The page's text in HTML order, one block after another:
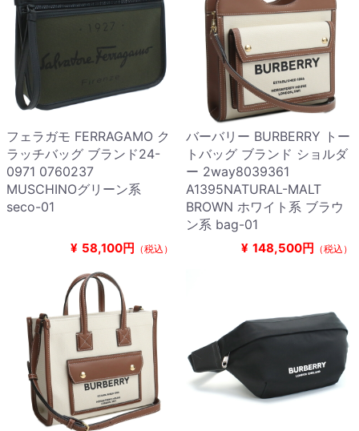
フェラガモ FERRAGAMO ク
ラッチバッグ ブランド24-
0971 0760237
MUSCHINOグリーン系
seco-01
¥ 58,100円 （税込）
バーバリー BURBERRY トー
トバッグ ブランド ショルダ
ー 2way8039361
A1395NATURAL-MALT
BROWN ホワイト系 ブラウ
ン系 bag-01
¥ 148,500円 （税込）